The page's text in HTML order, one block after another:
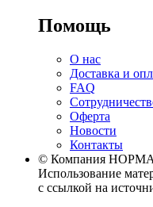
Помощь
О нас
Доставка и
FAQ
Оферта
Новости
Контакты
© Компания
Использование
с ссылкой на